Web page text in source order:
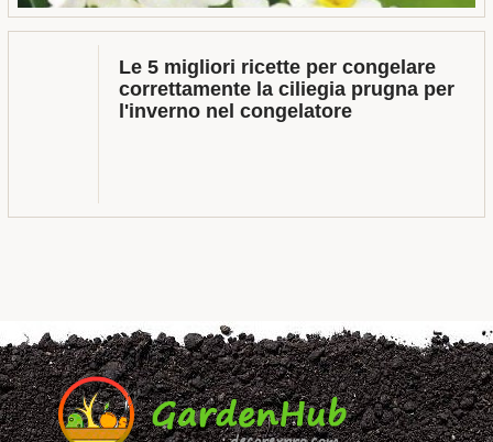
Le 5 migliori ricette per congelare
correttamente la ciliegia prugna per
l'inverno nel congelatore